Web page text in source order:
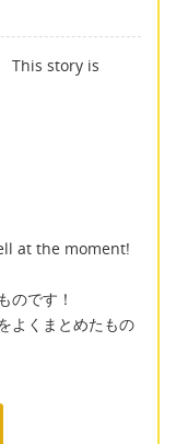
This story is
at the moment!
のです！
くまとめたもの